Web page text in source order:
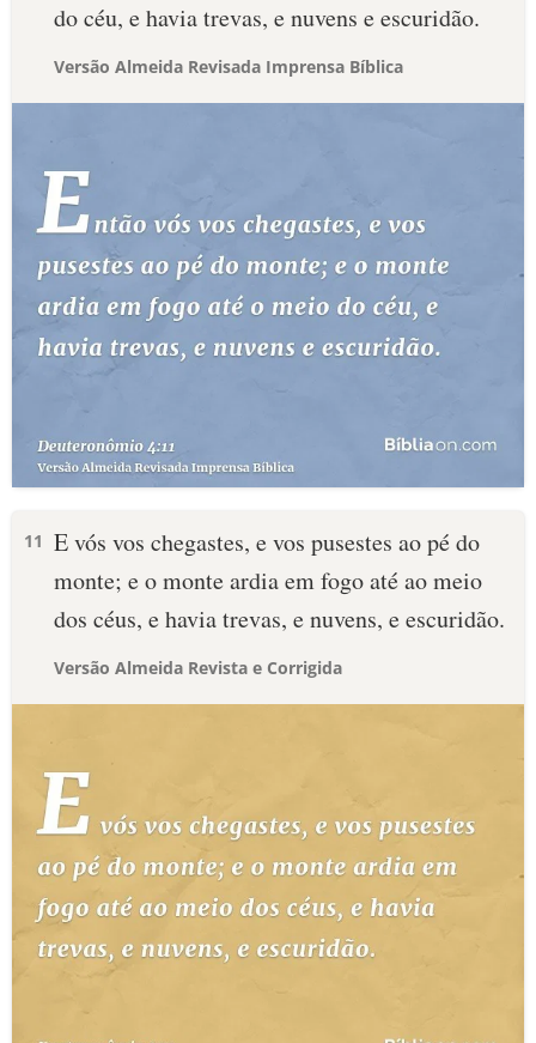
do céu, e havia trevas, e nuvens e escuridão.
Versão Almeida Revisada Imprensa Bíblica
11 E vós vos chegastes, e vos pusestes ao pé do
monte; e o monte ardia em fogo até ao meio
dos céus, e havia trevas, e nuvens, e escuridão.
Versão Almeida Revista e Corrigida